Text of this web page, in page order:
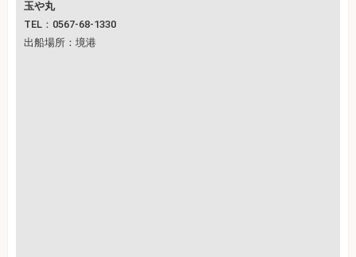
玉や丸
TEL：0567-68-1330
出船場所：境港